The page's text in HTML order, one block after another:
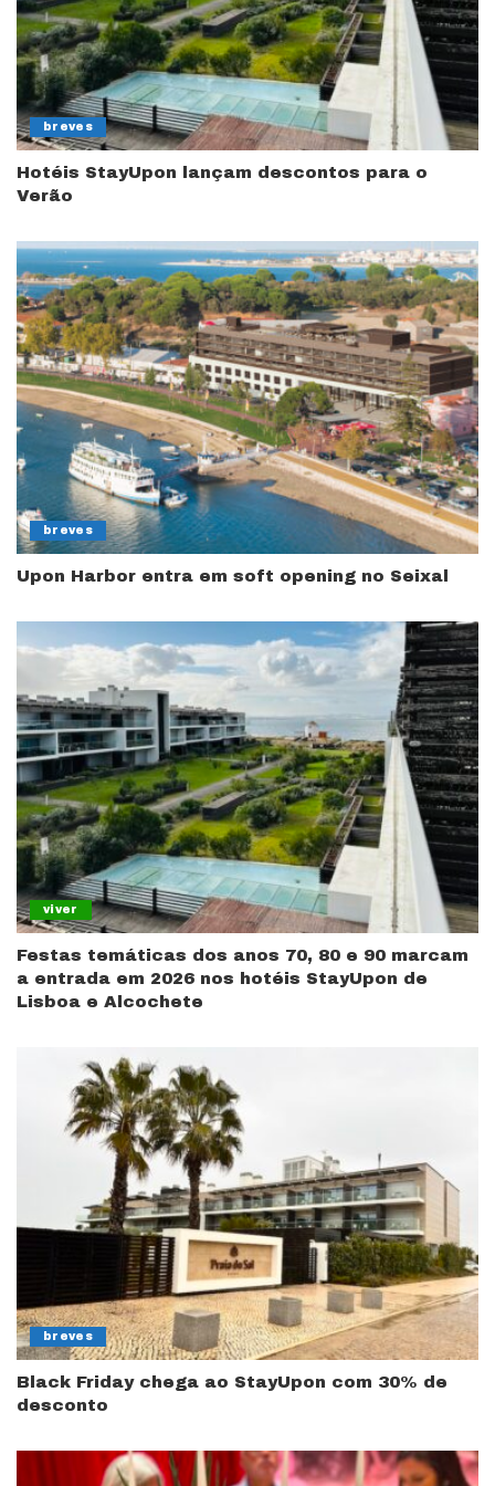
breves
Hotéis StayUpon lançam descontos para o
Verão
breves
Upon Harbor entra em soft opening no Seixal
viver
Festas temáticas dos anos 70, 80 e 90 marcam
a entrada em 2026 nos hotéis StayUpon de
Lisboa e Alcochete
breves
Black Friday chega ao StayUpon com 30% de
desconto